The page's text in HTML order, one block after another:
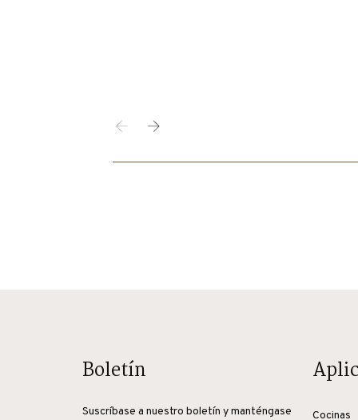
Boletín
Suscríbase a nuestro boletín y manténgase
Cocinas